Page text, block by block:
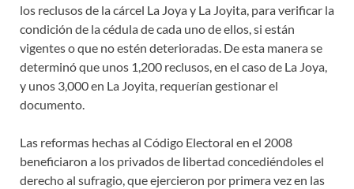
los reclusos de la cárcel La Joya y La Joyita, para verificar la
condición de la cédula de cada uno de ellos, si están
vigentes o que no estén deterioradas. De esta manera se
determinó que unos 1,200 reclusos, en el caso de La Joya,
y unos 3,000 en La Joyita, requerían gestionar el
documento.
Las reformas hechas al Código Electoral en el 2008
beneficiaron a los privados de libertad concediéndoles el
derecho al sufragio, que ejercieron por primera vez en las